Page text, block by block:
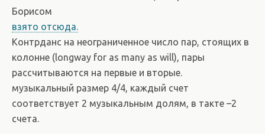
Борисом
взято отсюда.
Контрданс на неограниченное число пар, стоящих в
колонне (longway for as many as will), пары
рассчитываются на первые и вторые.
музыкальный размер 4/4, каждый счет
соответствует 2 музыкальным долям, в такте –2
счета.